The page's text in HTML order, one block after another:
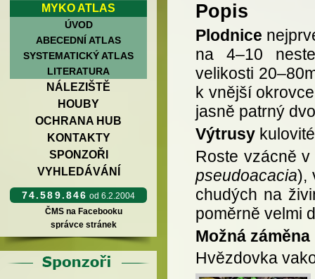
MYKO ATLAS
ÚVOD
ABECEDNÍ ATLAS
SYSTEMATICKÝ ATLAS
LITERATURA
NÁLEZIŠTĚ
HOUBY
OCHRANA HUB
KONTAKTY
SPONZOŘI
VYHLEDÁVÁNÍ
74.589.846 od 6.2.2004
ČMS na Facebooku
správce stránek
Popis
Plodnice
na 4–10
velikosti
k vnější
jasně patrný
Výtrusy
Roste vzácně
pseudoacacia),
chudých na
poměrně velmi
Možná záměna
Hvězdovka